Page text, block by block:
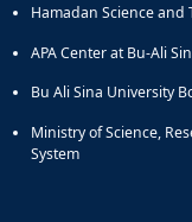
Hamadan Science and
APA Center at Bu-Ali
Bu Ali Sina University
Ministry of Science,
System